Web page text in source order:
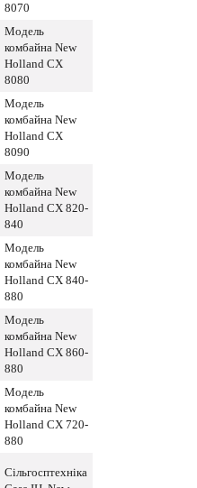
8070
Модель
комбайна New
Holland CX
8080
Модель
комбайна New
Holland CX
8090
Модель
комбайна New
Holland CX 820-
840
Модель
комбайна New
Holland CX 840-
880
Модель
комбайна New
Holland CX 860-
880
Модель
комбайна New
Holland CX 720-
880
Сільгосптехніка